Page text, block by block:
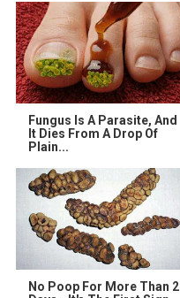
Fungus Is A Parasite, And
It Dies From A Drop Of
Plain...
No Poop For More Than 2